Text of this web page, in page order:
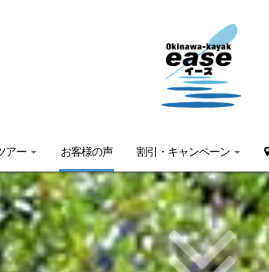
アー お客様の声 割引・キャンペーン